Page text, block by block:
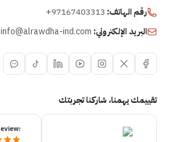
رقم الهاتف: +97167403313
البريد الإلكتروني: info@alrawdha-ind.com
تقييمك يهمنا، شاركنا تجربتك